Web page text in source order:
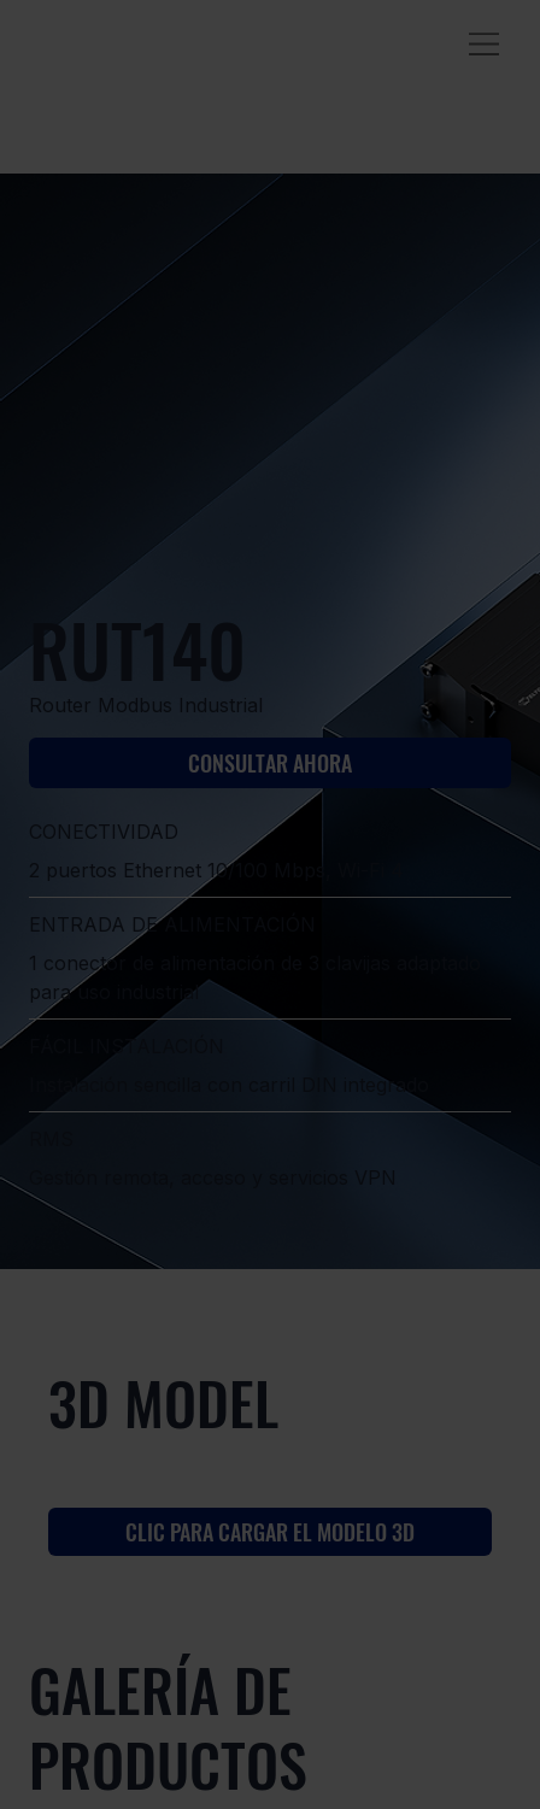
RUT140
Router Modbus Industrial
CONSULTAR AHORA
CONECTIVIDAD
2 puertos Ethernet 10/100 Mbps, Wi-Fi 4
ENTRADA DE ALIMENTACIÓN
1 conector de alimentación de 3 clavijas adaptado
para uso industrial
FÁCIL INSTALACIÓN
Instalación sencilla con carril DIN integrado
3D MODEL
CLIC PARA CARGAR EL MODELO 3D
GALERÍA DE
PRODUCTOS